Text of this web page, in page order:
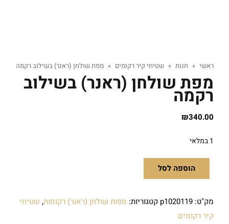
ראשי » חנות » שטיחי קיר רקומים » מפת שולחן (ראנר) בשילוב רקמה
מפת שולחן (ראנר) בשילוב
רקמה
₪340.00
1 במלאי
הוספה לסל
מק"ט: p1020119 קטגוריות: מפות שולחן (ראנר) רקומות, שטיחי
קיר רקומים